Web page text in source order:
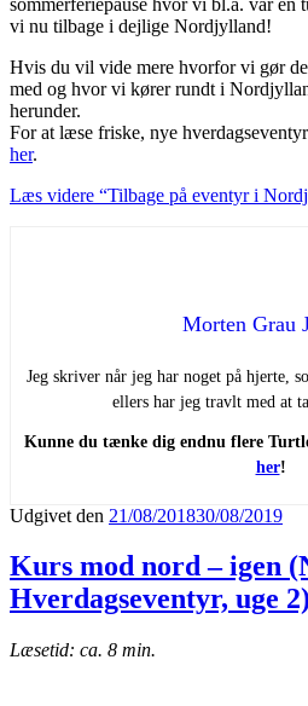
vi nu tilbage i dejlige Nordjylland!
Hvis du vil vide mere hvorfor vi gør
med og hvor vi kører rundt i
herunder.
For at læse friske, nye
her.
Læs videre “Tilbage på eventyr i
Morten Grau
Jeg skriver når jeg har noget på hjerte,
ellers har jeg travlt med at
Kunne du tænke dig endnu flere
her!
Udgivet den 21/08/201830/08/2019
Kurs mod nord – igen
Hverdagseventyr, uge 2)
Læsetid: ca. 8 min.